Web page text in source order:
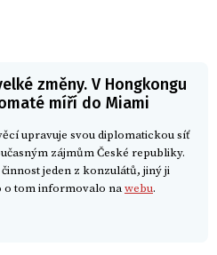
změny. V Hongkongu
míří do Miami
upravuje svou diplomatickou síť
zájmům České republiky.
jeden z konzulátů, jiný ji
o tom informovalo nawebu.